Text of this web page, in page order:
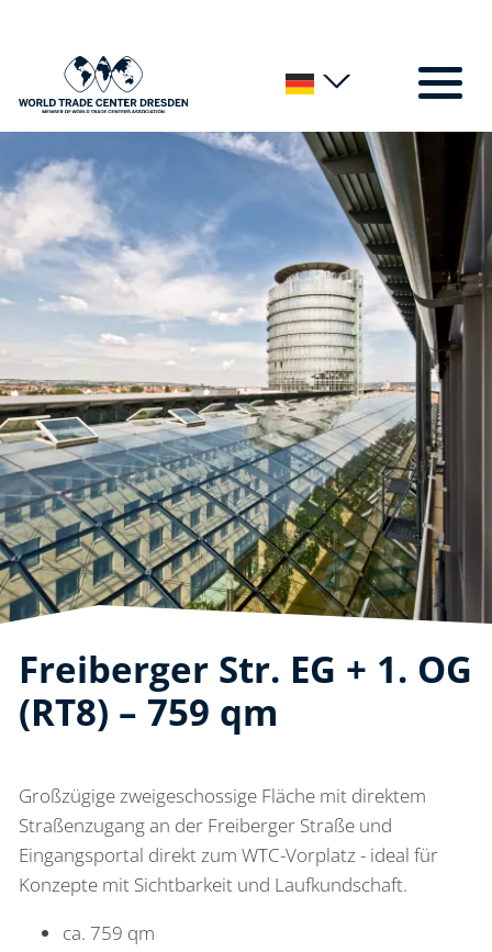
Freiberger Str. EG + 1. OG
(RT8) – 759 qm
Großzügige zweigeschossige Fläche mit direktem
Straßenzugang an der Freiberger Straße und
Eingangsportal direkt zum WTC-Vorplatz - ideal für
Konzepte mit Sichtbarkeit und Laufkundschaft.
ca. 759 qm